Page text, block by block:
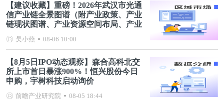
【建议收藏】重磅！2026年武汉市光通
信产业链全景图谱（附产业政策、产业
链现状图谱、产业资源空间布局、产业
吴小燕 08-06 10:00
【8月5日IPO动态观察】森合高科北交
所上市首日暴涨900%！恒兴股份今日
申购，宇树科技启动询价
前瞻产业研究院 08-05 18:44